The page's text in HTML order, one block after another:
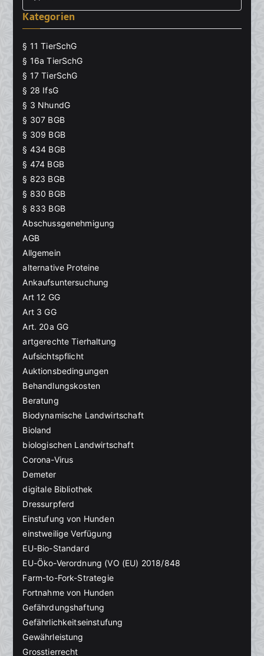
Kategorien
§ 11 TierSchG
§ 16a TierSchG
§ 17 TierSchG
§ 28 IfsG
§ 3 NhundG
§ 307 BGB
§ 309 BGB
§ 434 BGB
§ 474 BGB
§ 823 BGB
§ 830 BGB
§ 833 BGB
Abschussgenehmigung
AGB
Allgemein
alternative Proteine
Ankaufsuntersuchung
Art 12 GG
Art 3 GG
Art. 20a GG
artgerechte Tierhaltung
Aufsichtspflicht
Auktionsbedingungen
Behandlungskosten
Beratung
Biodynamische Landwirtschaft
Bioland
biologischen Landwirtschaft
Corona-Virus
Demeter
digitale Bibliothek
Dressurpferd
Einstufung von Hunden
einstweilige Verfügung
EU-Bio-Standard
EU-Öko-Verordnung (VO (EU) 2018/848
Farm-to-Fork-Strategie
Fortnahme von Hunden
Gefährdungshaftung
Gefährlichkeitseinstufung
Gewährleistung
Grosstierrecht